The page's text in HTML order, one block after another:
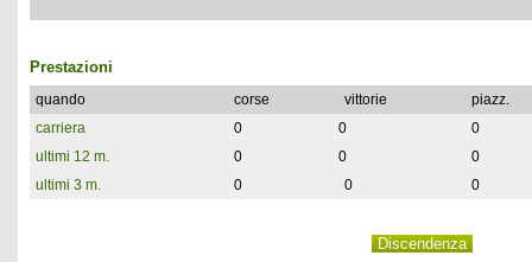
Prestazioni
quando corse vittorie
piazz.
carriera
0 0
0
ultimi 12 m.
0 0
0
ultimi 3 m.
0 0 0